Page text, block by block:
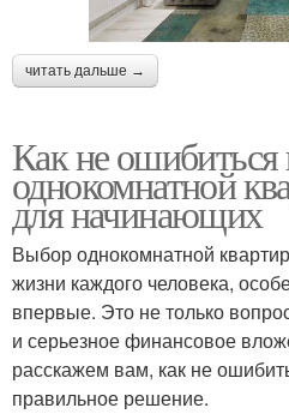
читать дальше →
Как не ошибиться
однокомнатной
для начинающих
Выбор однокомнатной
жизни каждого человека,
впервые. Это не только
и серьезное финансовое
расскажем вам, как не
правильное решение.